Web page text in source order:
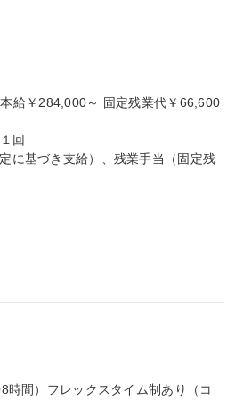
給￥284,000～ 固定残業代￥66,600
回
に基づき支給）、残業手当（固定残
時間）フレックスタイム制あり（コ